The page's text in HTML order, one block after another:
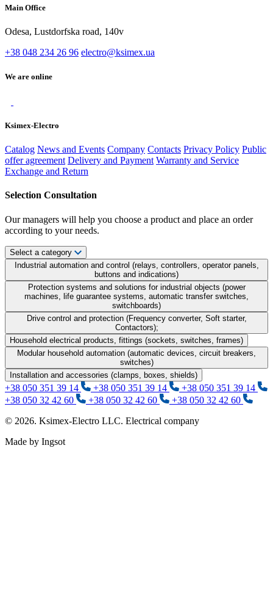
Main Office
Odesa, Lustdorfska road, 140v
+38 048 234 26 96 electro@ksimex.ua
We are online
Ksimex-Electro
Catalog News and Events Company Contacts Privacy Policy Public
offer agreement Delivery and Payment Warranty and Service
Exchange and Return
Selection Consultation
Our managers will help you choose a product and place an order
according to your needs.
Select a category
Industrial automation and control (relays, controllers, operator panels,
buttons and indications)
Protection systems and solutions for industrial objects (power
machines, life guarantee systems, automatic transfer switches,
switchboards)
Drive control and protection (Frequency converter, Soft starter,
Contactors);
Household electrical products, fittings (sockets, switches, frames)
Modular household automation (automatic devices, circuit breakers,
switches)
Installation and accessories (clamps, boxes, shields)
+38 050 351 39 14 +38 050 351 39 14
+38 050 351 39 14
+38 050 32 42 60
+38 050 32 42 60
+38 050 32 42 60
© 2026. Ksimex-Electro LLC. Electrical company
Made by Ingsot